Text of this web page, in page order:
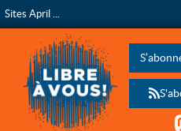
Veuillez
Sites April ...